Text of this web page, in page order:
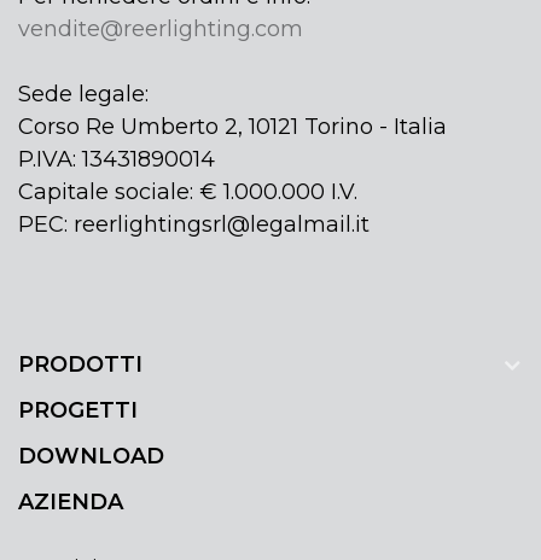
vendite@reerlighting.com
Sede legale:
Corso Re Umberto 2, 10121 Torino - Italia
P.IVA: 13431890014
Capitale sociale: € 1.000.000 I.V.
PEC: reerlightingsrl@legalmail.it
PRODOTTI
PROGETTI
DOWNLOAD
AZIENDA